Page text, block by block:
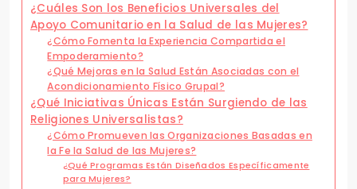
¿Cuáles Son los Beneficios Universales del
Apoyo Comunitario en la Salud de las Mujeres?
¿Cómo Fomenta la Experiencia Compartida el
Empoderamiento?
¿Qué Mejoras en la Salud Están Asociadas con el
Acondicionamiento Físico Grupal?
¿Qué Iniciativas Únicas Están Surgiendo de las
Religiones Universalistas?
¿Cómo Promueven las Organizaciones Basadas en
la Fe la Salud de las Mujeres?
¿Qué Programas Están Diseñados Específicamente
para Mujeres?